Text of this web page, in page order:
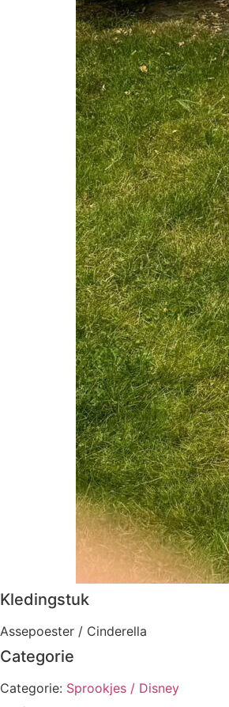
Kledingstuk
Assepoester / Cinderella
Categorie
Categorie: Sprookjes / Disney